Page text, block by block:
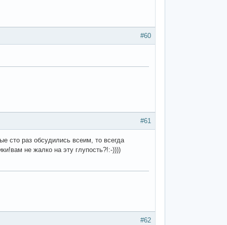
#60
#61
сто раз обсудились всеим, то всегда
не жалко на эту глупость?!:-))))
#62